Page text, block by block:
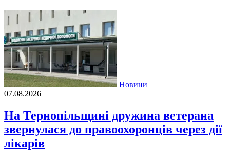
Новини
07.08.2026
На Тернопільщині дружина ветерана
звернулася до правоохоронців через дії
лікарів